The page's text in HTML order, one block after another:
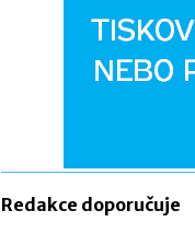
Redakce doporučuje